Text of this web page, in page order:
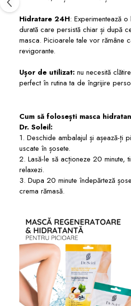
Hidratare 24H: Experimentează
durată care persistă chiar și după
masca. Picioarele tale vor rămâne
revigorante.
Ușor de utilizat: nu necesită
perfect în rutina ta de îngrijire
Cum să folosești masca
Dr. Soleil:
1. Deschide ambalajul și așează-ți
uscate în șosete.
2. Lasă-le să acționeze 20 minute,
relaxezi.
3. Dupa 20 minute îndepărteză
crema rămasă.